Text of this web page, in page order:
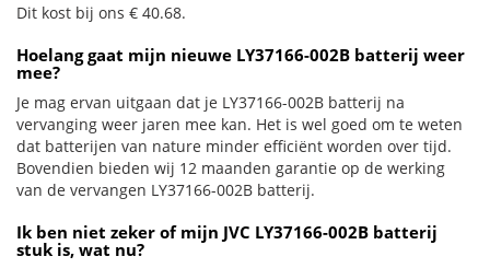
Dit kost bij ons € 40.68.
Hoelang gaat mijn nieuwe LY37166-002B batterij weer
mee?
Je mag ervan uitgaan dat je LY37166-002B batterij na
vervanging weer jaren mee kan. Het is wel goed om te weten
dat batterijen van nature minder efficiënt worden over tijd.
Bovendien bieden wij 12 maanden garantie op de werking
van de vervangen LY37166-002B batterij.
Ik ben niet zeker of mijn JVC LY37166-002B batterij
stuk is, wat nu?